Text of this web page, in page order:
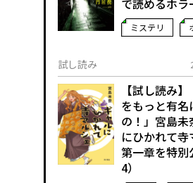
で読めるホ
ミステリ
試し読み
【試し読み
をもっと有名
の！」宮島
にひかれて寺
第一章を特
4）